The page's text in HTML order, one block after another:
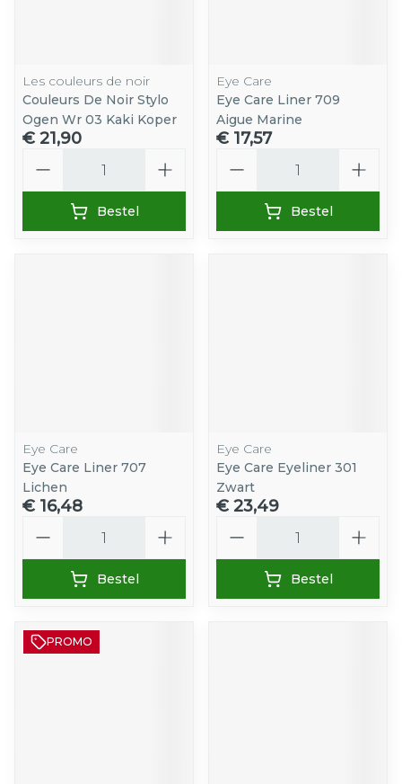
Les couleurs de noir
Couleurs De Noir Stylo
Ogen Wr 03 Kaki Koper
€ 21,90
Bestel
Eye Care
Eye Care Liner 709
Aigue Marine
€ 17,57
Bestel
Eye Care
Eye Care Liner 707
Lichen
€ 16,48
Bestel
Eye Care
Eye Care Eyeliner 301
Zwart
€ 23,49
Bestel
PROMO